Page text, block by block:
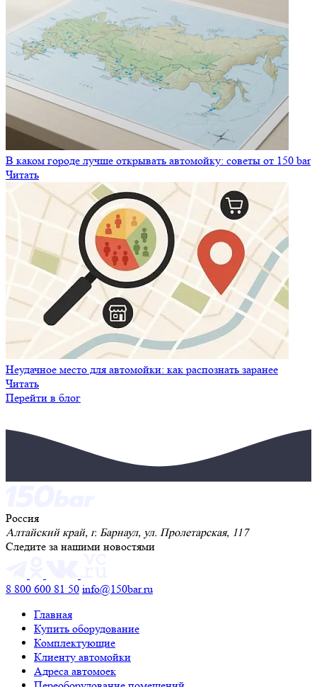
В каком городе лучше открывать автомойку: советы от 150 bar
Читать
Неудачное место для автомойки: как распознать заранее
Читать
Перейти в блог
Россия
Алтайский край, г. Барнаул, ул. Пролетарская, 117
Следите за нашими новостями
8 800 600 81 50 info@150bar.ru
Главная
Купить оборудование
Комплектующие
Клиенту автомойки
Адреса автомоек